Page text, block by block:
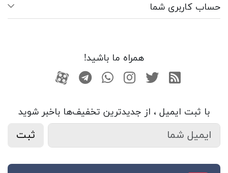
حساب کاربری شما
همراه ما باشید!
RSS توییتراینستاگرام
واتساپتلگرامآپارات
با ثبت ایمیل ، از جدید‌ترین تخفیف‌ها با‌خبر شوید
ثبت